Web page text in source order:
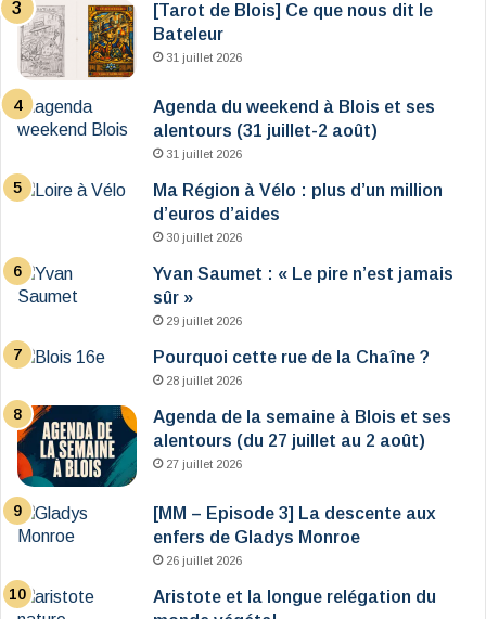
[Tarot de Blois] Ce que nous dit le
Bateleur
31 juillet 2026
Agenda du weekend à Blois et ses
alentours (31 juillet-2 août)
31 juillet 2026
Ma Région à Vélo : plus d’un million
d’euros d’aides
30 juillet 2026
Yvan Saumet : « Le pire n’est jamais
sûr »
29 juillet 2026
Pourquoi cette rue de la Chaîne ?
28 juillet 2026
Agenda de la semaine à Blois et ses
alentours (du 27 juillet au 2 août)
27 juillet 2026
[MM – Episode 3] La descente aux
enfers de Gladys Monroe
26 juillet 2026
Aristote et la longue relégation du